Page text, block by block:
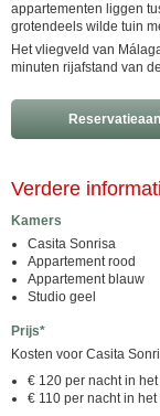
appartementen liggen
grotendeels wilde tuin
Het vliegveld van
minuten rijafstand van
Verdere
Kamers
Casita Sonrisa
Appartement rood
Appartement blauw
Studio geel
Prijs*
Kosten voor Casita
€ 120 per nacht in
€ 110 per nacht in